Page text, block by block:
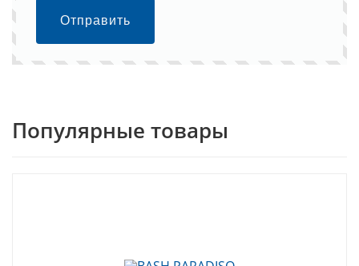
Отправить
Популярные товары